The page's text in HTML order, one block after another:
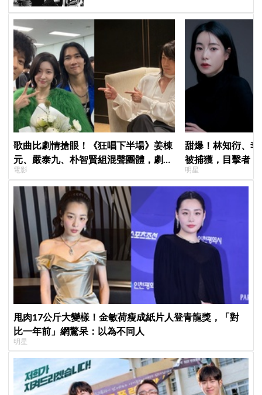
歌曲比劇情搶眼！《狂唱下半場》姜棟
元、嚴泰九、朴智賢組混聲團體，劇中
曲《Love Is》超洗腦
電影
甜爆！林知衍、
被捕獲，目擊者
明星
甩肉17公斤大變樣！金敏荷瘦成紙片人登青龍獎，「對
比一年前」網驚呆：以為不同人
明星